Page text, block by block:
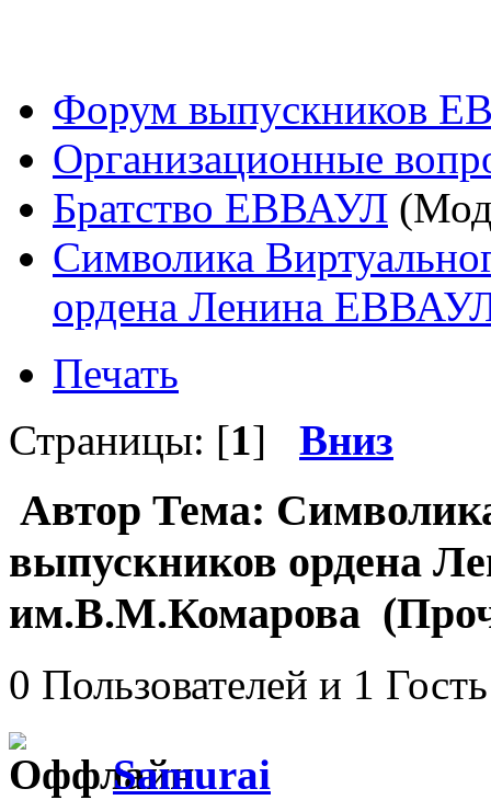
Форум выпускников
Организационные
Братство ЕВВАУЛ
Символика
ордена Ленина
Печать
Страницы: [1] Вниз
Автор Тема:
выпускников ордена
им.В.М.Комарова
0 Пользователей и 1
Samurai